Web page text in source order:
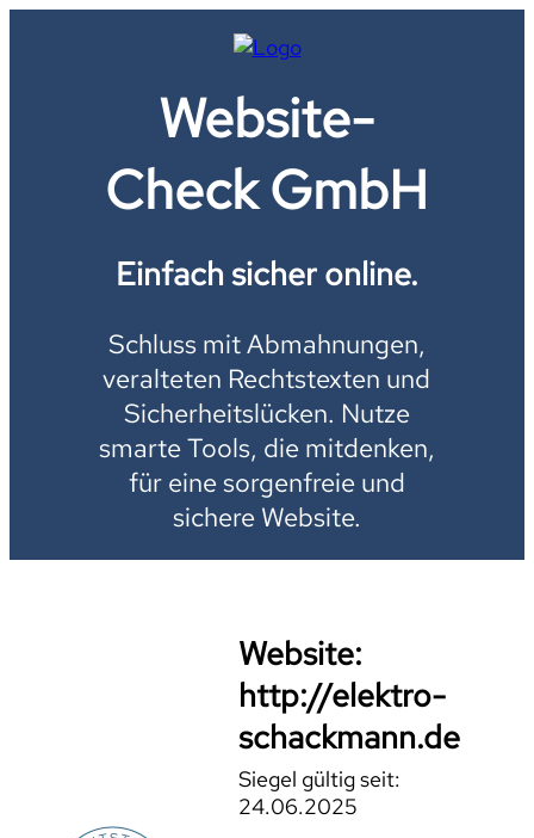
Website-
Check GmbH
Einfach sicher online.
Schluss mit Abmahnungen,
veralteten Rechtstexten und
Sicherheitslücken. Nutze
smarte Tools, die mitdenken,
für eine sorgenfreie und
sichere Website.
Website:
http://elektro-
schackmann.de
Siegel gültig seit:
24.06.2025